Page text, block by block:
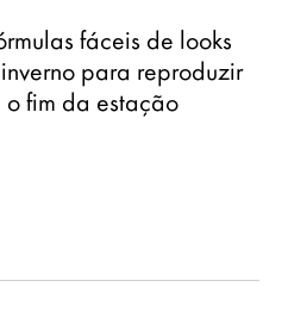
fáceis de looks
para reproduzir
o fim da estação